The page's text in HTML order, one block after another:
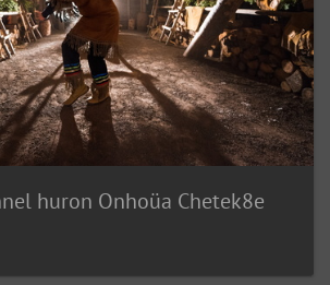
huron Onhoüa Chetek8e